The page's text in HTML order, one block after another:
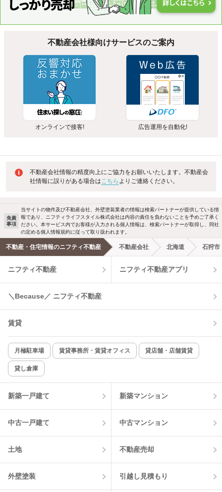
不動産会社様向けサービスのご案内
オンラインで接客! 広告運用を自動化!
不動産会社情報の精度向上にご協力をお願いいたします。不動産会
社情報に誤りがある場合はこちら よりご連絡ください。
免責
事項
当サイトの物件及び不動産会社、外壁塗装業者の情報は検索パートナーが提供している情
報であり、ニフティライフスタイル株式会社は内容の責任を負わないことを予めご了承く
ださい。本サービス内でお客様が入力される個人情報は、検索パートナーが取得し、同社
の定める個人情報規約に従って取り扱われます。
不動産・住宅情報のニフティ不動産 不動産会社 北海道 石狩市
ニフティ不動産 ニフティ不動産アプリ
＼Because／ ニフティ不動産
賃貸
月極駐車場 賃貸事務所・賃貸オフィス 貸店舗・店舗賃貸
貸し倉庫
新築一戸建て 新築マンション
中古一戸建て 中古マンション
土地 不動産売却
外壁塗装 引越し見積もり